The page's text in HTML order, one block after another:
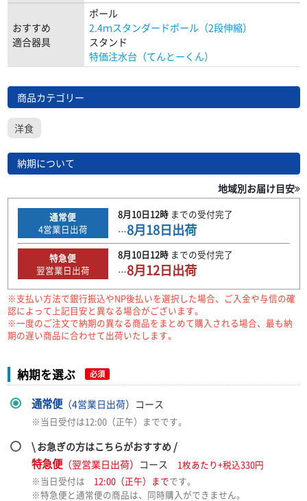
おすすめ
適合器具
ポール
2.4ｍスタンダードポール（2段伸縮）
スタンド
特価注水台（てんとーくん）
商品カテゴリー
洋食
納期について
地域別お届け目安
通常便
4営業日出荷
8月10日12時までの受付完了
…8月18日出荷
特急便
翌営業日出荷
8月10日12時までの受付完了
…8月12日出荷
※支払い方法で銀行振込やNP後払いを選択した場合、ご入金や与信の確
認によって上記目安と異なる場合がございます。
※一度のご注文で納期の異なる商品をまとめて購入される場合、最も納
期の遅い商品に合わせて出荷いたします。
納期を選ぶ 必須
通常便（4営業日出荷） コース
※当日受付は12:00（正午）までです。
\ お急ぎの方はこちらがおすすめ /
特急便（翌営業日出荷） コース
1枚あたり+税込330円
※当日受付は 12:00（正午）までです。
※特急便と通常便の商品は、同時購入ができません。